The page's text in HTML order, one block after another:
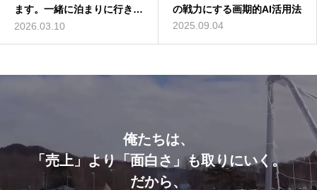
ます。一緒に泊まりに行きま
せんか？
2026.03.10
の戦力にする画期的AI活用法
2025.09.04
てみた
2014.01.01
な作り方を動画解説
2016.07.13
俺たちは、
「売上」より「面白さ」も取りにいく。
だから、